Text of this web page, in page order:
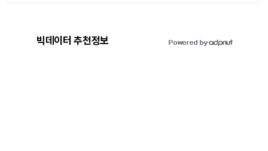
빅데이터 추천정보